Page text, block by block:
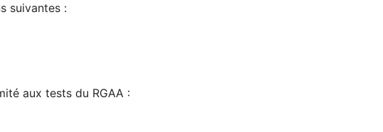
suivantes :
aux tests du RGAA :